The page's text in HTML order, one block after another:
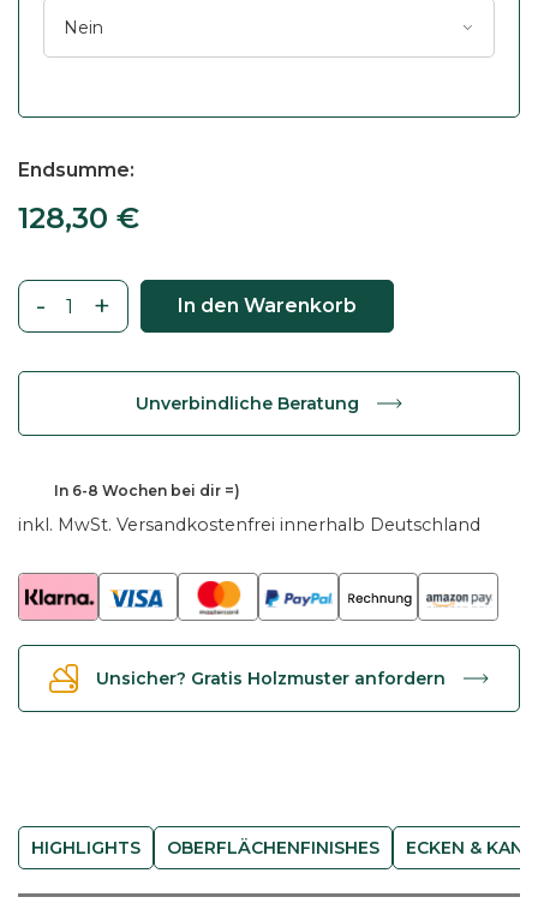
Endsumme
128,30 €
-
s
h
s
h
p
l
t
N
u
s
+ In den Warenkorb
Unsicher? Gratis Holzmuster anfordern
Unverbindliche Beratung
In 6-8 Wochen bei dir =)
inkl. MwSt. Versandkostenfrei innerhalb Deutschland
HIGHLIGHTS OBERFLÄCHENFINISHES ECKEN &